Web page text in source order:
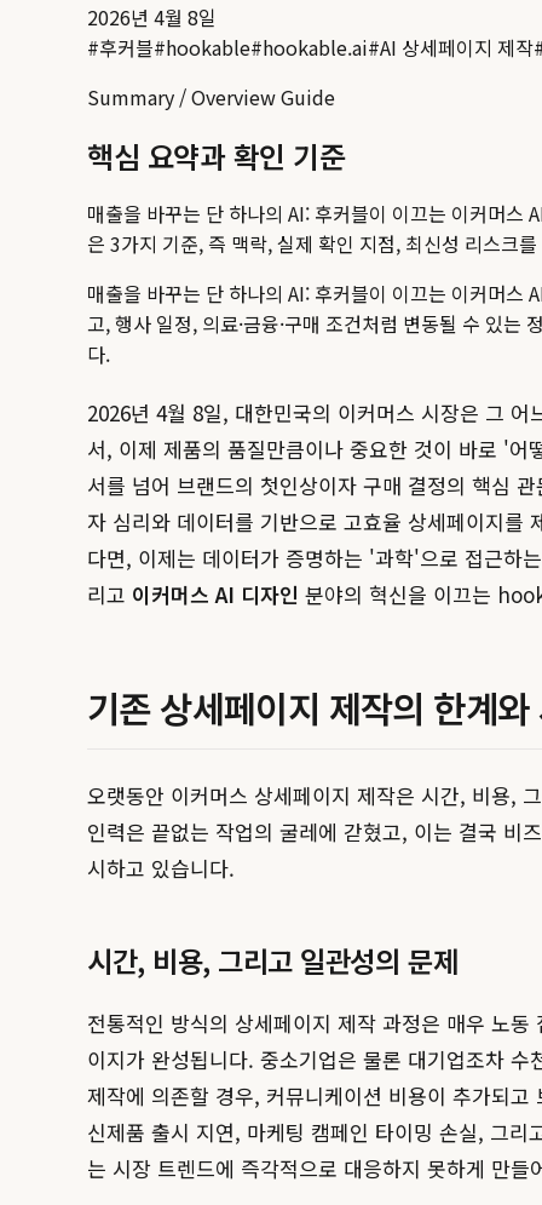
2026년 4월 8일
#후커블#hookable#hookable.ai#AI 상세페이지 제작
Summary / Overview Guide
핵심 요약과 확인 기준
매출을 바꾸는 단 하나의 AI: 후커블이 이끄는 이커머스
은 3가지 기준, 즉 맥락, 실제 확인 지점, 최신성 리스크
매출을 바꾸는 단 하나의 AI: 후커블이 이끄는 이커머스
고, 행사 일정, 의료·금융·구매 조건처럼 변동될 수 있
다.
2026년 4월 8일, 대한민국의 이커머스 시장은 그
서, 이제 제품의 품질만큼이나 중요한 것이 바로 '
서를 넘어 브랜드의 첫인상이자 구매 결정의 핵심
자 심리와 데이터를 기반으로 고효율 상세페이지
다면, 이제는 데이터가 증명하는 '과학'으로 접근하
리고 이커머스 AI 디자인 분야의 혁신을 이끄는
기존 상세페이지 제작의 한계
오랫동안 이커머스 상세페이지 제작은 시간, 비용,
인력은 끝없는 작업의 굴레에 갇혔고, 이는 결국 비
시하고 있습니다.
시간, 비용, 그리고 일관성의 문제
전통적인 방식의 상세페이지 제작 과정은 매우 노
이지가 완성됩니다. 중소기업은 물론 대기업조차
제작에 의존할 경우, 커뮤니케이션 비용이 추가되
신제품 출시 지연, 마케팅 캠페인 타이밍 손실, 그
는 시장 트렌드에 즉각적으로 대응하지 못하게 만